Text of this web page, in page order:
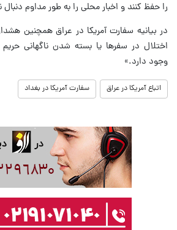
را حفظ کنند و اخبار محلی را به طور مداوم دنبال
در بیانیه سفارت آمریکا در عراق همچنین
اختلال در سفرها یا بسته شدن ناگهانی
وجود دارد.»
اتباع آمریکا در عراق سفارت آمریکا در بغداد